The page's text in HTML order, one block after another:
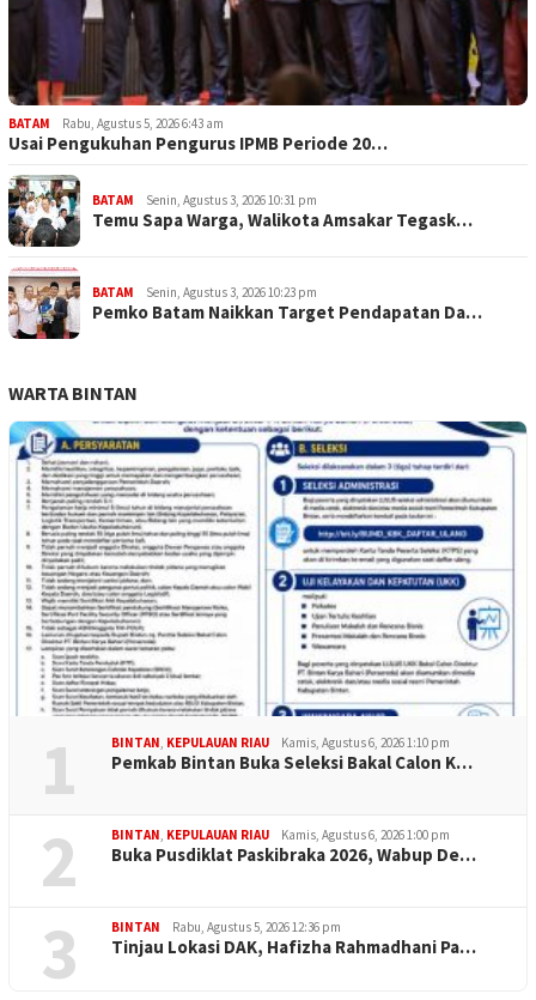
BATAM Rabu, Agustus 5, 2026 6:43 am
Usai Pengukuhan Pengurus IPMB Periode 20…
BATAM Senin, Agustus 3, 2026 10:31 pm
Temu Sapa Warga, Walikota Amsakar Tegask…
BATAM Senin, Agustus 3, 2026 10:23 pm
Pemko Batam Naikkan Target Pendapatan Da…
WARTA BINTAN
1 BINTAN, KEPULAUAN RIAU Kamis, Agustus 6, 2026 1:10 pm
Pemkab Bintan Buka Seleksi Bakal Calon K…
2 BINTAN, KEPULAUAN RIAU Kamis, Agustus 6, 2026 1:00 pm
Buka Pusdiklat Paskibraka 2026, Wabup De…
3 BINTAN Rabu, Agustus 5, 2026 12:36 pm
Tinjau Lokasi DAK, Hafizha Rahmadhani Pa…